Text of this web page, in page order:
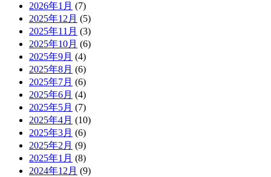
2026年1月 (7)
2025年12月 (5)
2025年11月 (3)
2025年10月 (6)
2025年9月 (4)
2025年8月 (6)
2025年7月 (6)
2025年6月 (4)
2025年5月 (7)
2025年4月 (10)
2025年3月 (6)
2025年2月 (9)
2025年1月 (8)
2024年12月 (9)